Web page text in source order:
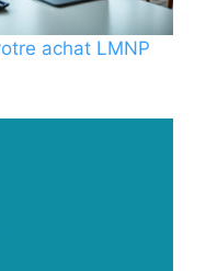
achat LMNP